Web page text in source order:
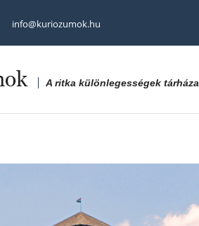
info@kuriozumok.hu
A ritka különlegességek tárháza